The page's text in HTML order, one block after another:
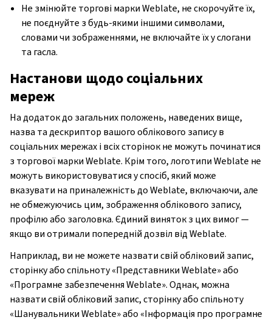
Не змінюйте торгові марки Weblate, не скорочуйте їх,
не поєднуйте з будь-якими іншими символами,
словами чи зображеннями, не включайте їх у слогани
та гасла.
Настанови щодо соціальних
мереж
На додаток до загальних положень, наведених вище,
назва та дескриптор вашого облікового запису в
соціальних мережах і всіх сторінок не можуть починатися
з торгової марки Weblate. Крім того, логотипи Weblate не
можуть використовуватися у спосіб, який може
вказувати на приналежність до Weblate, включаючи, але
не обмежуючись цим, зображення облікового запису,
профілю або заголовка. Єдиний виняток з цих вимог —
якщо ви отримали попередній дозвіл від Weblate.
Наприклад, ви не можете назвати свій обліковий запис,
сторінку або спільноту «Представники Weblate» або
«Програмне забезпечення Weblate». Однак, можна
назвати свій обліковий запис, сторінку або спільноту
«Шанувальники Weblate» або «Інформація про програмне